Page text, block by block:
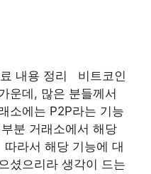
내용 정리 비트코인
운데, 많은 분들께서
소에는 P2P라는 기능
분 거래소에서 해당
라서 해당 기능에 대
셨으리라 생각이 드는